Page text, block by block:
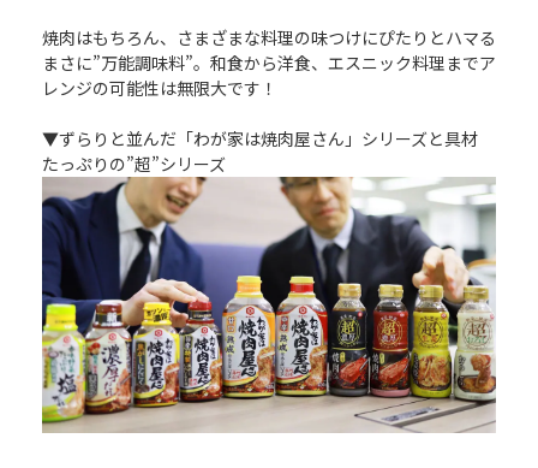
焼肉はもちろん、さまざまな料理の味つけにぴたりとハマる
まさに”万能調味料”。和食から洋食、エスニック料理までア
レンジの可能性は無限大です！
▼ずらりと並んだ「わが家は焼肉屋さん」シリーズと具材
たっぷりの”超”シリーズ